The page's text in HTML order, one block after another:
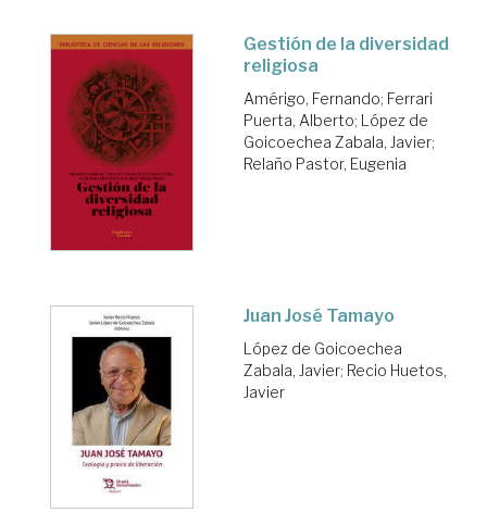
Gestión de la diversidad
religiosa
Amérigo, Fernando; Ferrari
Puerta, Alberto; López de
Goicoechea Zabala, Javier;
Relaño Pastor, Eugenia
Juan José Tamayo
López de Goicoechea
Zabala, Javier; Recio Huetos,
Javier